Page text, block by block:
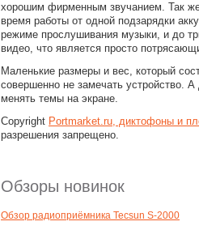
хорошим фирменным звучанием. Так
время работы от одной подзарядки
режиме прослушивания музыки, и до
видео, что является просто
Маленькие размеры и вес, который
совершенно не замечать устройство.
менять темы на экране.
Copyright Portmarket.ru, диктофоны и
разрешения запрещено.
Обзоры новинок
Обзор радиоприёмника Tecsun S-2000